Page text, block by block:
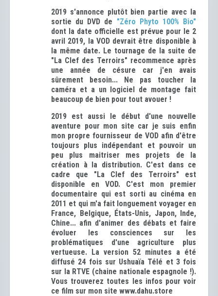
2019 s'annonce plutôt bien partie avec la
sortie du DVD de "Zéro Phyto 100% Bio"
dont la date officielle est prévue pour le 2
avril 2019, la VOD devrait être disponible à
la même date. Le tournage de la suite de
"La Clef des Terroirs" recommence après
une année de césure car j'en avais
sûrement besoin... Ne pas toucher la
caméra et a un logiciel de montage fait
beaucoup de bien pour tout avouer !
2019 est aussi le début d'une nouvelle
aventure pour mon site car je suis enfin
mon propre fournisseur de VOD afin d'être
toujours plus indépendant et pouvoir un
peu plus maitriser mes projets de la
création à la distribution. C'est dans ce
cadre que "La Clef des Terroirs" est
disponible en VOD. C'est mon premier
documentaire qui est sorti au cinéma en
2011 et qui m'a fait longuement voyager en
France, Belgique, États-Unis, Japon, Inde,
Chine... afin d'animer des débats et faire
évoluer les consciences sur les
problématiques d'une agriculture plus
vertueuse. La version 52 minutes a été
diffusé 24 fois sur Ushuaïa Télé et 3 fois
sur la RTVE (chaine nationale espagnole !).
Vous trouverez toutes les infos pour voir
ce film sur mon site www.dahu.store